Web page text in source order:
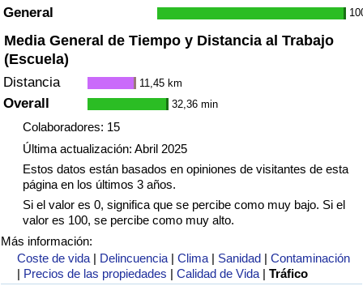
General
Media General de Tiempo y Distancia al Trabajo
(Escuela)
Distancia 11,45 km
Overall 32,36 min
Colaboradores: 15
Última actualización: Abril 2025
Estos datos están basados en opiniones de visitantes de esta
página en los últimos 3 años.
Si el valor es 0, significa que se percibe como muy bajo. Si el
valor es 100, se percibe como muy alto.
Más información:
Coste de vida | Delincuencia |Clima | Sanidad |Contaminación
| Precios de las propiedades |Calidad de Vida |Tráfico